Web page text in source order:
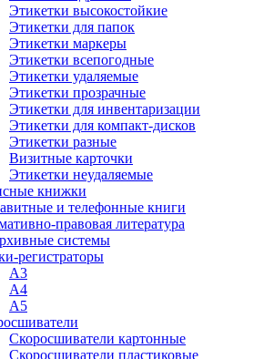
Этикетки высокостойкие
Этикетки для папок
Этикетки маркеры
Этикетки всепогодные
Этикетки удаляемые
Этикетки прозрачные
Этикетки для инвентаризации
Этикетки для компакт-дисков
Этикетки разные
Визитные карточки
Этикетки неудаляемые
книжки
и телефонные книги
правовая литература
системы
регистраторы
А3
А4
А5
Скоросшиватели картонные
Скоросшиватели пластиковые